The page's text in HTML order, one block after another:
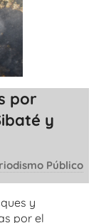
por
y
Público
y
por el